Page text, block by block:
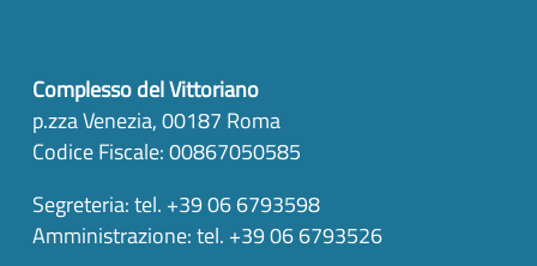
Complesso del Vittoriano
p.zza Venezia, 00187 Roma
Codice Fiscale: 00867050585
Segreteria: tel. +39 06 6793598
Amministrazione: tel. +39 06 6793526